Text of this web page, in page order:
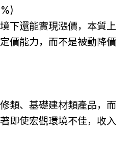
下還能實現漲價，本質上
價能力，而不是被動降價
類、基礎建材類產品，而
即使宏觀環境不佳，收入